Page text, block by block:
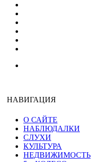
НАВИГАЦИЯ
О САЙТЕ
НАБЛЮДАЛКИ
СЛУХИ
КУЛЬТУРА
НЕДВИЖИМОСТЬ